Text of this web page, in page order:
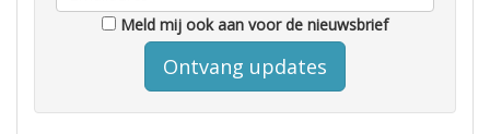
Meld mij ook aan voor de nieuwsbrief
Ontvang updates